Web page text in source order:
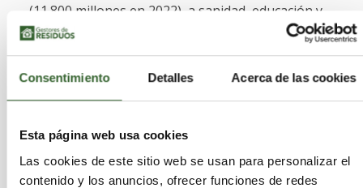
Consentimiento Detalles Acerca de las cookies
Esta página web usa cookies
Las cookies de este sitio web se usan para personalizar el
contenido y los anuncios, ofrecer funciones de redes
(11.800 millones en 2022), a sanidad, educación y
cultura (10.200 millones, el 17% de los recursos) o
al pago de deuda pública (el 4% del gasto), entre
otros.
También influye el tamaño del
municipio:
En las ciudades con más de un millón de
habitantes (solo Madrid y Barcelona), el mayor